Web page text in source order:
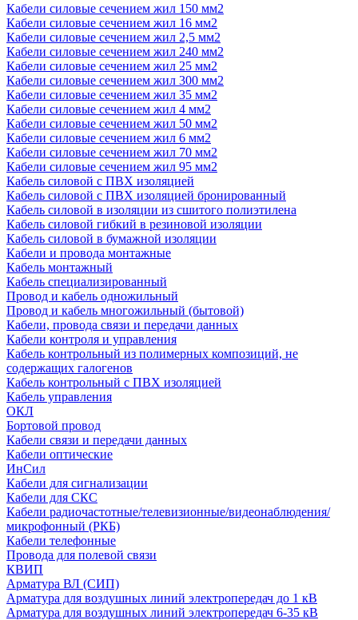
Кабели силовые сечением жил 150 мм2
Кабели силовые сечением жил 16 мм2
Кабели силовые сечением жил 2,5 мм2
Кабели силовые сечением жил 240 мм2
Кабели силовые сечением жил 25 мм2
Кабели силовые сечением жил 300 мм2
Кабели силовые сечением жил 35 мм2
Кабели силовые сечением жил 4 мм2
Кабели силовые сечением жил 50 мм2
Кабели силовые сечением жил 6 мм2
Кабели силовые сечением жил 70 мм2
Кабели силовые сечением жил 95 мм2
Кабель силовой с ПВХ изоляцией
Кабель силовой с ПВХ изоляцией бронированный
Кабель силовой в изоляции из сшитого полиэтилена
Кабель силовой гибкий в резиновой изоляции
Кабель силовой в бумажной изоляции
Кабели и провода монтажные
Кабель монтажный
Кабель специализированный
Провод и кабель одножильный
Провод и кабель многожильный (бытовой)
Кабели, провода связи и передачи данных
Кабели контроля и управления
Кабель контрольный из полимерных композиций, не
содержащих галогенов
Кабель контрольный с ПВХ изоляцией
Кабель управления
ОКЛ
Бортовой провод
Кабели связи и передачи данных
Кабели оптические
ИнСил
Кабели для сигнализации
Кабели для СКС
Кабели радиочастотные/телевизионные/видеонаблюдения/
микрофонный (РКБ)
Кабели телефонные
Провода для полевой связи
КВИП
Арматура ВЛ (СИП)
Арматура для воздушных линий электропередач до 1 кВ
Арматура для воздушных линий электропередач 6-35 кВ